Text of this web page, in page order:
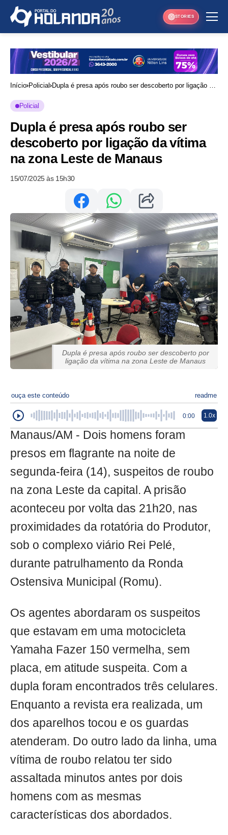
STORIES
Início Policial Dupla é presa após roubo ser descoberto por ligação da
Policial
Dupla é presa após roubo ser
descoberto por ligação da vítima
na zona Leste de Manaus
15/07/2025 às 15h30
Dupla é presa após roubo ser descoberto por
ligação da vítima na zona Leste de Manaus
ouça este conteúdo readme
0:00 1.0x
Manaus/AM - Dois homens foram
presos em flagrante na noite de
segunda-feira (14), suspeitos de roubo
na zona Leste da capital. A prisão
aconteceu por volta das 21h20, nas
proximidades da rotatória do Produtor,
sob o complexo viário Rei Pelé,
durante patrulhamento da Ronda
Ostensiva Municipal (Romu).
Os agentes abordaram os suspeitos
que estavam em uma motocicleta
Yamaha Fazer 150 vermelha, sem
placa, em atitude suspeita. Com a
dupla foram encontrados três celulares.
Enquanto a revista era realizada, um
dos aparelhos tocou e os guardas
atenderam. Do outro lado da linha, uma
vítima de roubo relatou ter sido
assaltada minutos antes por dois
homens com as mesmas
características dos abordados.